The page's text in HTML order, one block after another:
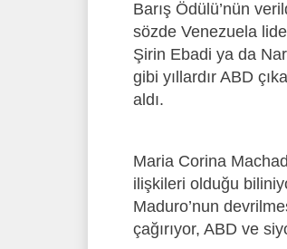
Barış Ödülü’nün
sözde Venezuela
Şirin Ebadi ya da
gibi yıllardır ABD
aldı.
Maria Corina
ilişkileri olduğu
Maduro’nun
çağırıyor, ABD ve